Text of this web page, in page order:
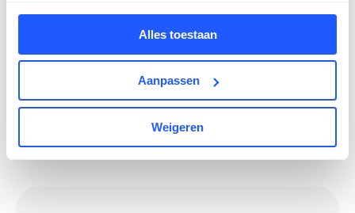
Alles toestaan
Aanpassen
Weigeren
huurders krijgen sneller en beter antwoord, en
jouw organisatie straalt duidelijkheid en